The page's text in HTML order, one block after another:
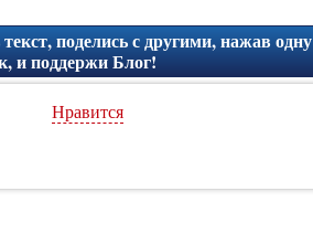
поделись с другими, нажав одну
и поддержи Блог!
Нравится